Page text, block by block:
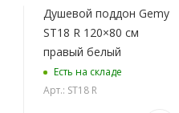
Душевой поддон Gemy
ST18 R 120×80 см
правый белый
Есть на складе
Арт.: ST18 R